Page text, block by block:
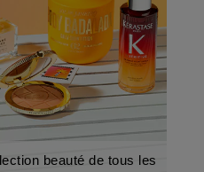
beauté de tous les